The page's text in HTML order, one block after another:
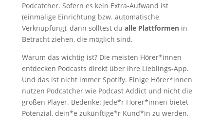
Podcatcher. Sofern es kein Extra-Aufwand ist
(einmalige Einrichtung bzw. automatische
Verknüpfung), dann solltest du alle Plattformenin
Betracht ziehen, die möglich sind.
Warum das wichtig ist? Die meisten Hörer*innen
entdecken Podcasts direkt über ihre Lieblings-App.
Und das ist nicht immer Spotify. Einige Hörer*innen
nutzen Podcatcher wie Podcast Addict und nicht die
großen Player. Bedenke: Jede*r Hörer*innen bietet
Potenzial, dein*e zukünftige*r Kund*in zu werden.